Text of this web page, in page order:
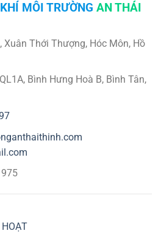
MÔI TRƯỜNG AN THÁI
Xuân Thới Thượng, Hóc Môn, Hồ
Bình Hưng Hoà B, Bình Tân,